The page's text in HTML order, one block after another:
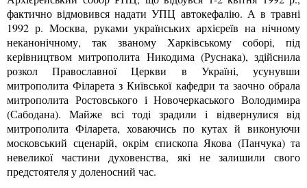
фактично відмовився надати УПЦ автокефалію. А в травні
1992 р. Москва, руками українських архієреїв на нічному
неканонічному, так званому Харківському соборі, під
керівництвом митрополита Никодима (Руснака), здійснила
розкол Православної Церкви в Україні, усунувши
митрополита Філарета з Київської кафедри та заочно обрала
митрополита Ростовського і Новочеркаського Володимира
(Сабодана). Майже всі тоді зрадили і відвернулися від
митрополита Філарета, ховаючись по кутах й виконуючи
московський сценарій, окрім єпископа Якова (Панчука) та
невеликої частини духовенства, які не залишили свого
предстоятеля у доленосний час.